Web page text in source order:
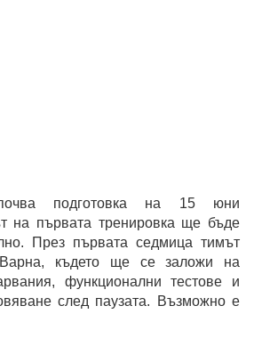
подготовка на 15 юни
на първата тренировка ще бъде
През първата седмица тимът
където ще се заложи на
функционални тестове и
след паузата. Възможно е